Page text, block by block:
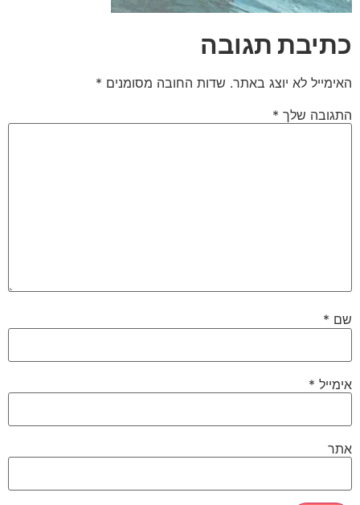
כתיבת תגובה
האימייל לא יוצג באתר. שדות החובה מסומנים *
התגובה שלך *
שם *
אימייל *
אתר